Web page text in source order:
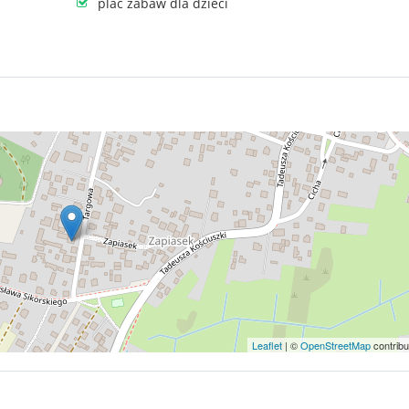
Leaflet| ©OpenStreetMap